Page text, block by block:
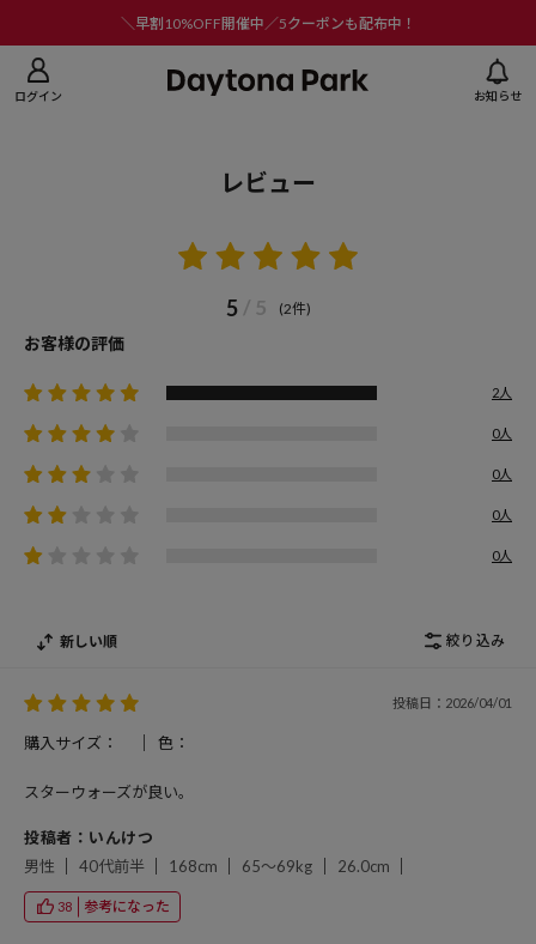
＼早割10%OFF開催中／5クーポンも配布中！
ログイン お知らせ
レビュー
5 / 5 (2件)
お客様の評価
2人
0人
0人
0人
0人
新しい順 絞り込み
投稿日：2026/04/01
購入サイズ： 色：
スターウォーズが良い。
投稿者：いんけつ
男性
40代前半 168cm 65～69kg 26.0cm
38 参考になった